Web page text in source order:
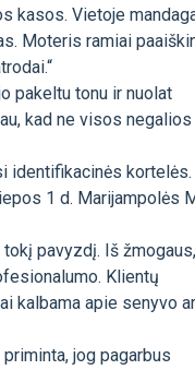
kasos. Vietoje
Moteris ramiai
pakeltu tonu ir nuolat
kad ne visos negalios
identifikacinės
1 d. Marijampolės
pavyzdį. Iš
Klientų
kalbama apie senyvo
jog pagarbus